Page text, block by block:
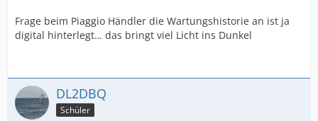
Frage beim Piaggio Händler die Wartungshistorie an ist ja
digital hinterlegt… das bringt viel Licht ins Dunkel
DL2DBQ
Schüler